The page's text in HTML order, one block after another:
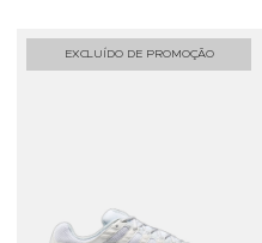
EXCLUÍDO DE PROMOÇÃO